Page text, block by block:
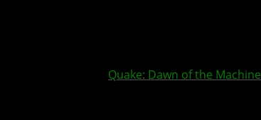
Quake: Dawn of the Machine